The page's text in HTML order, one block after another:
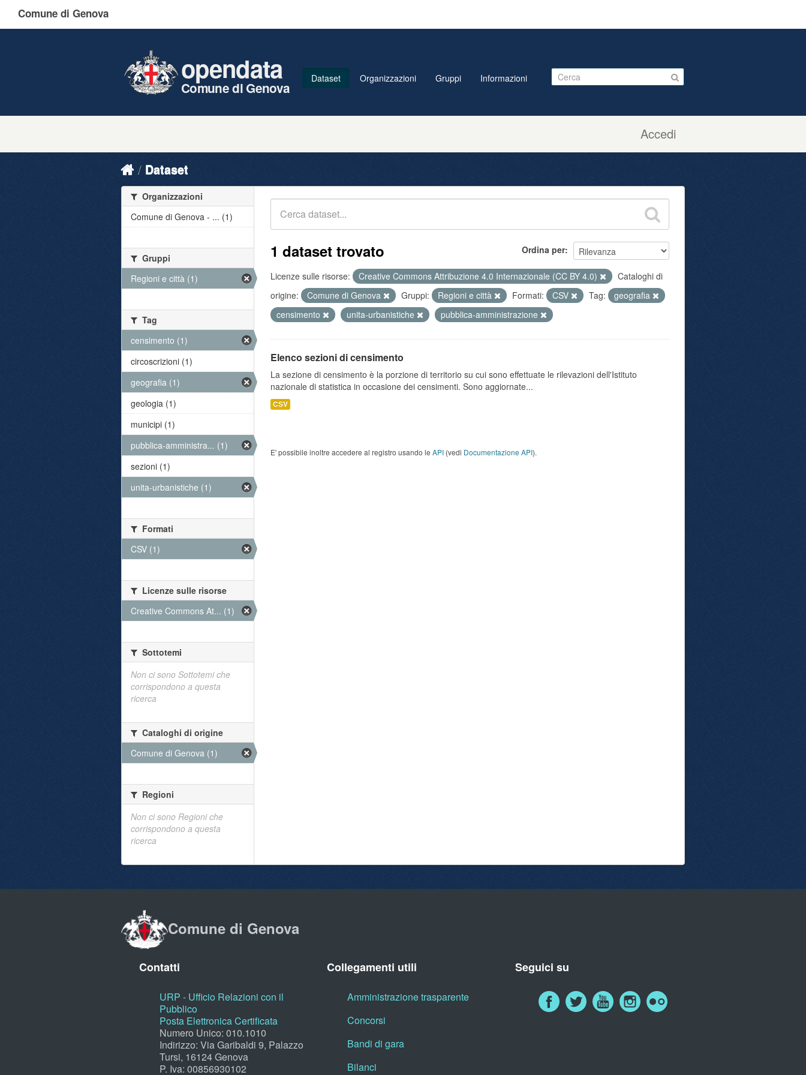
Comune di Genova
Accedi
opendata
Comune di Genova
Dataset Organizzazioni Gruppi Informazioni
Dataset
Ordina per
1 dataset trovato
Licenze sulle risorse: Creative Commons Attribuzione 4.0 Internazionale (CC BY 4.0)
Cataloghi di
origine:
Comune di Genova Gruppi: Regioni e città Formati: CSV Tag:
geografia
censimento
unita-urbanistiche pubblica-amministrazione
Elenco sezioni di censimento
La sezione di censimento è la porzione di territorio su cui sono effettuate le rilevazioni dell'Istituto
nazionale di statistica in occasione dei censimenti. Sono aggiornate...
CSV
E' possibile inoltre accedere al registro usando le API (vedi Documentazione API).
Organizzazioni
Comune di Genova - ... (1)
Gruppi
Regioni e città (1)
Tag
censimento (1)
circoscrizioni (1)
geografia (1)
geologia (1)
municipi (1)
pubblica-amministra... (1)
sezioni (1)
unita-urbanistiche (1)
Formati
CSV (1)
Licenze sulle risorse
Creative Commons At... (1)
Sottotemi
Non ci sono Sottotemi che
corrispondono a questa
ricerca
Cataloghi di origine
Comune di Genova (1)
Regioni
Non ci sono Regioni che
corrispondono a questa
ricerca
Comune di Genova
Contatti
URP - Ufficio Relazioni con il
Pubblico
Posta Elettronica Certificata
Numero Unico: 010.1010
Indirizzo: Via Garibaldi 9, Palazzo
Tursi, 16124 Genova
P. Iva: 00856930102
Collegamenti utili
Amministrazione trasparente
Concorsi
Bandi di gara
Bilanci
Seguici su